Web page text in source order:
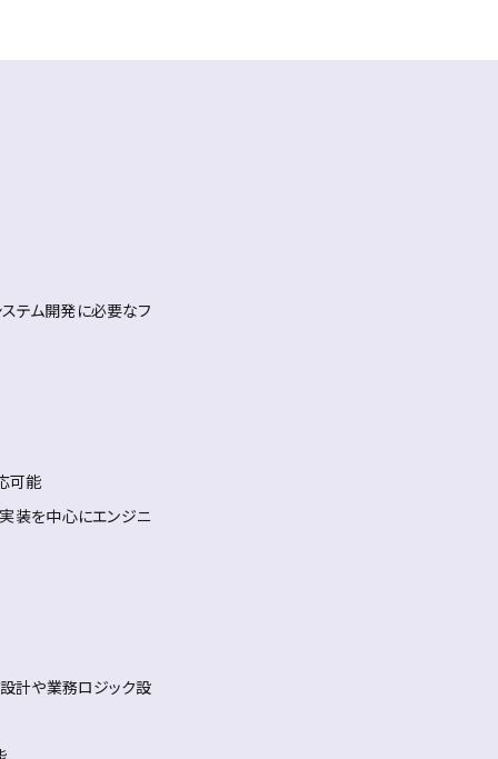
テム開発に必要なフ
可能
装を中心にエンジニ
計や業務ロジック設